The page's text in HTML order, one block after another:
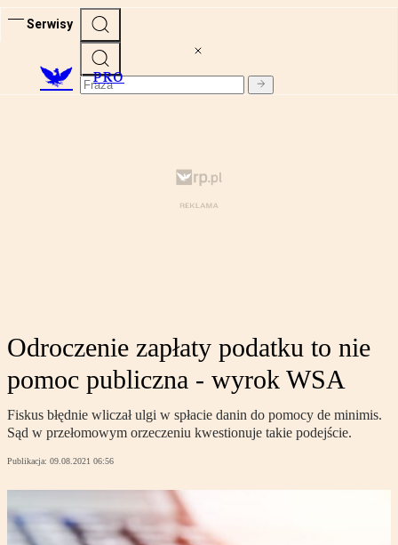
Serwisy
PRO
Odroczenie zapłaty podatku to nie
pomoc publiczna - wyrok WSA
Fiskus błędnie wliczał ulgi w spłacie danin do pomocy de minimis.
Sąd w przełomowym orzeczeniu kwestionuje takie podejście.
Publikacja: 09.08.2021 06:56